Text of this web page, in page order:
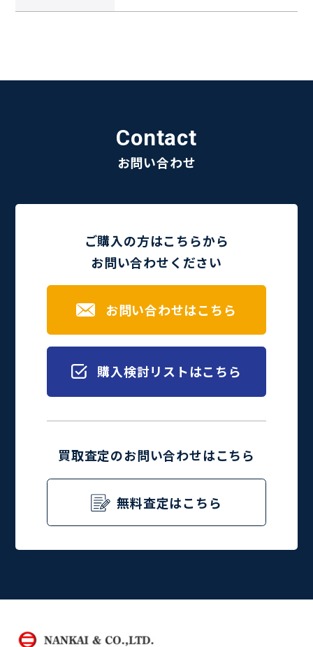
Contact
お問い合わせ
ご購入の方はこちらから
お問い合わせください
お問い合わせはこちら
購入検討リストはこちら
買取査定のお問い合わせはこちら
無料査定はこちら